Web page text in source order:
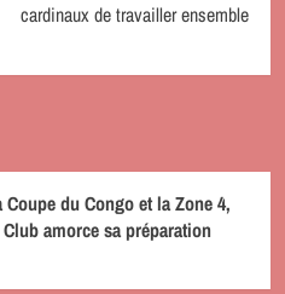
cardinaux de travailler ensemble
du Congo et la Zone 4,
amorce sa préparation